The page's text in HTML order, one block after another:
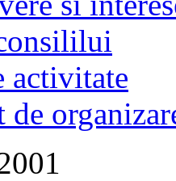
activitate
de